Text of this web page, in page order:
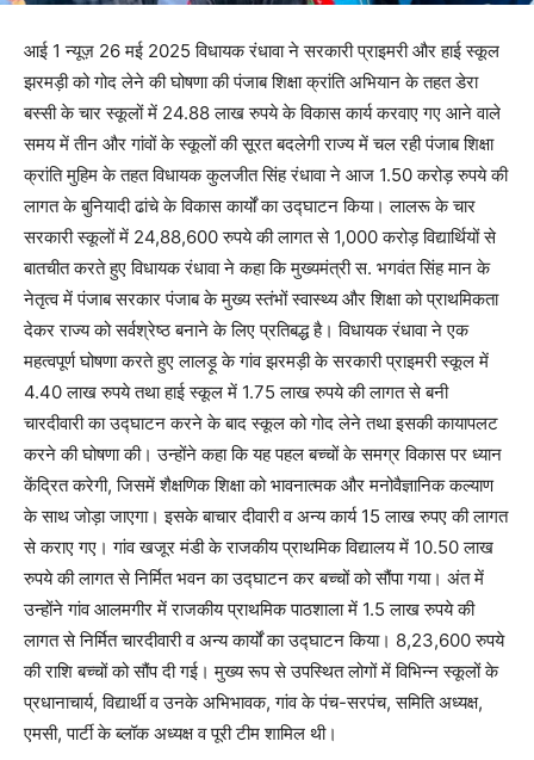
आई 1 न्यूज़ 26 मई 2025 विधायक रंधावा ने सरकारी प्राइमरी और हाई स्कूल
झरमड़ी को गोद लेने की घोषणा की पंजाब शिक्षा क्रांति अभियान के तहत डेरा
बस्सी के चार स्कूलों में 24.88 लाख रुपये के विकास कार्य करवाए गए आने वाले
समय में तीन और गांवों के स्कूलों की सूरत बदलेगी राज्य में चल रही पंजाब शिक्षा
क्रांति मुहिम के तहत विधायक कुलजीत सिंह रंधावा ने आज 1.50 करोड़ रुपये की
लागत के बुनियादी ढांचे के विकास कार्यों का उद्घाटन किया। लालरू के चार
सरकारी स्कूलों में 24,88,600 रुपये की लागत से 1,000 करोड़ विद्यार्थियों से
बातचीत करते हुए विधायक रंधावा ने कहा कि मुख्यमंत्री स. भगवंत सिंह मान के
नेतृत्व में पंजाब सरकार पंजाब के मुख्य स्तंभों स्वास्थ्य और शिक्षा को प्राथमिकता
देकर राज्य को सर्वश्रेष्ठ बनाने के लिए प्रतिबद्ध है। विधायक रंधावा ने एक
महत्वपूर्ण घोषणा करते हुए लालड़ू के गांव झरमड़ी के सरकारी प्राइमरी स्कूल में
4.40 लाख रुपये तथा हाई स्कूल में 1.75 लाख रुपये की लागत से बनी
चारदीवारी का उद्घाटन करने के बाद स्कूल को गोद लेने तथा इसकी कायापलट
करने की घोषणा की। उन्होंने कहा कि यह पहल बच्चों के समग्र विकास पर ध्यान
केंद्रित करेगी, जिसमें शैक्षणिक शिक्षा को भावनात्मक और मनोवैज्ञानिक कल्याण
के साथ जोड़ा जाएगा। इसके बाचार दीवारी व अन्य कार्य 15 लाख रुपए की लागत
से कराए गए। गांव खजूर मंडी के राजकीय प्राथमिक विद्यालय में 10.50 लाख
रुपये की लागत से निर्मित भवन का उद्घाटन कर बच्चों को सौंपा गया। अंत में
उन्होंने गांव आलमगीर में राजकीय प्राथमिक पाठशाला में 1.5 लाख रुपये की
लागत से निर्मित चारदीवारी व अन्य कार्यों का उद्घाटन किया। 8,23,600 रुपये
की राशि बच्चों को सौंप दी गई। मुख्य रूप से उपस्थित लोगों में विभिन्न स्कूलों के
प्रधानाचार्य, विद्यार्थी व उनके अभिभावक, गांव के पंच-सरपंच, समिति अध्यक्ष,
एमसी, पार्टी के ब्लॉक अध्यक्ष व पूरी टीम शामिल थी।